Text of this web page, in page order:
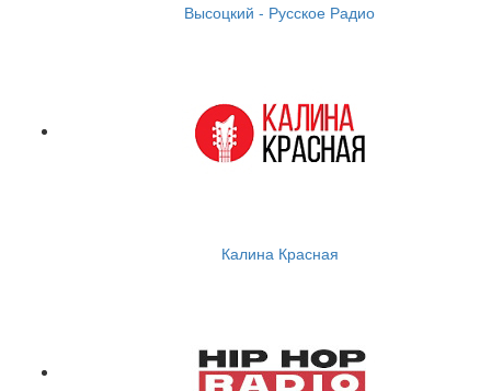
Высоцкий - Русское Радио
Калина Красная